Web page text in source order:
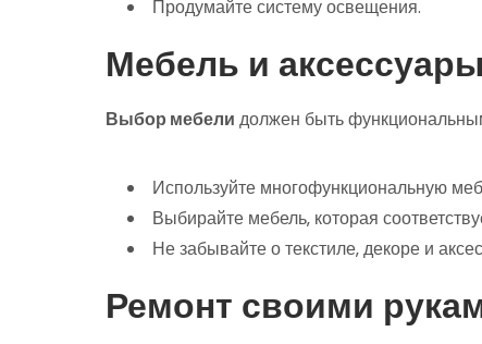
Продумайте систему освещения.
Мебель и аксессуары
Выбор мебели должен быть
Используйте многофункциональную
Выбирайте мебель‚ которая
Не забывайте о текстиле‚ декоре и
Ремонт своими